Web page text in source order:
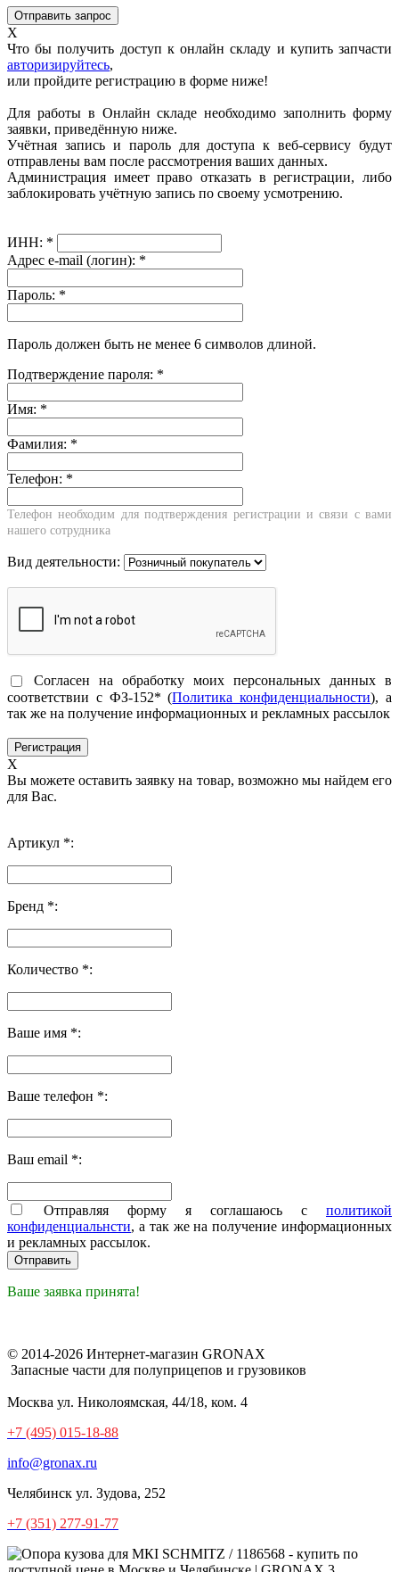
X
Что бы получить доступ к онлайн складу и купить запчасти
авторизируйтесь,
или пройдите регистрацию в форме ниже!
Для работы в Онлайн складе необходимо заполнить форму
заявки, приведённую ниже.
Учётная запись и пароль для доступа к веб-сервису будут
отправлены вам после рассмотрения ваших данных.
Администрация имеет право отказать в регистрации, либо
заблокировать учётную запись по своему усмотрению.
ИНН: *
Адрес e-mail (логин): *
Пароль: *
Пароль должен быть не менее 6 символов длиной.
Подтверждение пароля: *
Имя: *
Фамилия: *
Телефон: *
Телефон необходим для подтверждения регистрации и связи с вами
нашего сотрудника
Вид деятельности:
Согласен на обработку моих персональных данных в
соответствии с ФЗ-152* (Политика конфиденциальности), а
так же на получение информационных и рекламных рассылок
X
Вы можете оставить заявку на товар, возможно мы найдем его
для Вас.
Артикул *:
Бренд *:
Количество *:
Ваше имя *:
Ваше телефон *:
Ваш email *:
Отправляя форму я соглашаюсь с политикой
конфиденциальнсти, а так же на получение информационных
и рекламных рассылок.
Ваше заявка принята!
© 2014-2026 Интернет-магазин GRONAX
Запасные части для полуприцепов и грузовиков
Москва ул. Николоямская, 44/18, ком. 4
+7 (495) 015-18-88
info@gronax.ru
Челябинск ул. Зудова, 252
+7 (351) 277-91-77